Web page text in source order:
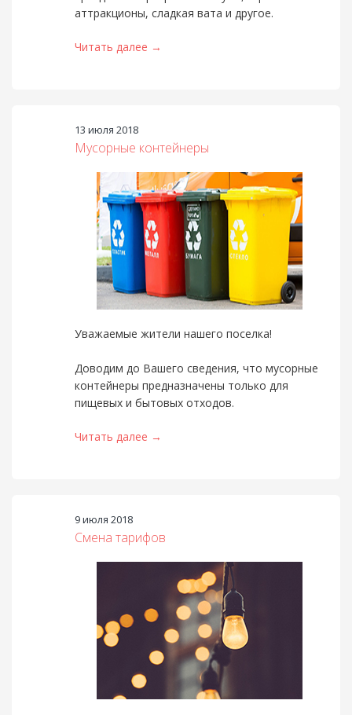
аттракционы, сладкая вата и другое.
Читать далее →
13 июля 2018
Мусорные контейнеры
Уважаемые жители нашего поселка!
Доводим до Вашего сведения, что мусорные
контейнеры предназначены только для
пищевых и бытовых отходов.
Читать далее →
9 июля 2018
Смена тарифов